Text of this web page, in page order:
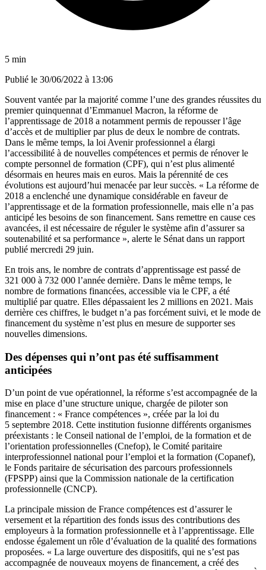
5 min
Publié le 30/06/2022 à 13:06
Souvent vantée par la majorité comme l’une des grandes réussites du
premier quinquennat d’Emmanuel Macron, la réforme de
l’apprentissage de 2018 a notamment permis de repousser l’âge
d’accès et de multiplier par plus de deux le nombre de contrats.
Dans le même temps, la loi Avenir professionnel a élargi
l’accessibilité à de nouvelles compétences et permis de rénover le
compte personnel de formation (CPF), qui n’est plus alimenté
désormais en heures mais en euros. Mais la pérennité de ces
évolutions est aujourd’hui menacée par leur succès. « La réforme de
2018 a enclenché une dynamique considérable en faveur de
l’apprentissage et de la formation professionnelle, mais elle n’a pas
anticipé les besoins de son financement. Sans remettre en cause ces
avancées, il est nécessaire de réguler le système afin d’assurer sa
soutenabilité et sa performance », alerte le Sénat dans un rapport
publié mercredi 29 juin.
En trois ans, le nombre de contrats d’apprentissage est passé de
321 000 à 732 000 l’année dernière. Dans le même temps, le
nombre de formations financées, accessible via le CPF, a été
multiplié par quatre. Elles dépassaient les 2 millions en 2021. Mais
derrière ces chiffres, le budget n’a pas forcément suivi, et le mode de
financement du système n’est plus en mesure de supporter ses
nouvelles dimensions.
Des dépenses qui n’ont pas été suffisamment
anticipées
D’un point de vue opérationnel, la réforme s’est accompagnée de la
mise en place d’une structure unique, chargée de piloter son
financement : « France compétences », créée par la loi du
5 septembre 2018. Cette institution fusionne différents organismes
préexistants : le Conseil national de l’emploi, de la formation et de
l’orientation professionnelles (Cnefop), le Comité paritaire
interprofessionnel national pour l’emploi et la formation (Copanef),
le Fonds paritaire de sécurisation des parcours professionnels
(FPSPP) ainsi que la Commission nationale de la certification
professionnelle (CNCP).
La principale mission de France compétences est d’assurer le
versement et la répartition des fonds issus des contributions des
employeurs à la formation professionnelle et à l’apprentissage. Elle
endosse également un rôle d’évaluation de la qualité des formations
proposées. « La large ouverture des dispositifs, qui ne s’est pas
accompagnée de nouveaux moyens de financement, a créé des